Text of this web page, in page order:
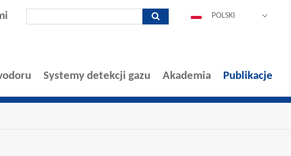
ESPAÑOL
POLSKI
Systemy detekcji gazu Akademia Publikacje